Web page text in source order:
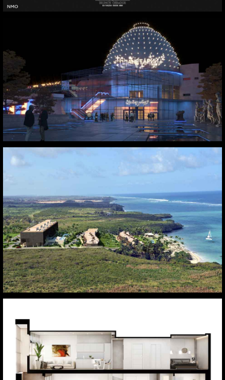
Rusia
Kikambala. Kenia
Boadilla del Monte. Madrid